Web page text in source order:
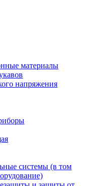
материалы
напряжения
системы (в том